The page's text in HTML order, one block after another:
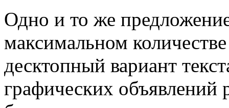
Одно и то же
максимальном
десктопный вариант
графических